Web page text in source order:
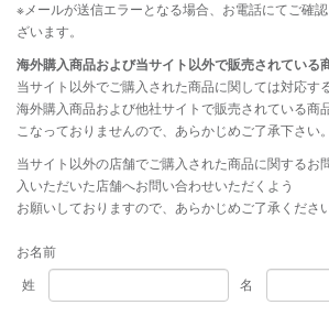
※メールが送信エラーとなる場合、お電話にてご確
ざいます。
海外購入商品および当サイト以外で販売されている
当サイト以外でご購入された商品に関しては対応す
海外購入商品および他社サイトで販売されている商
こなっておりませんので、あらかじめご了承下さい。
当サイト以外の店舗でご購入された商品に関するお
入いただいた店舗へお問い合わせいただくよう
お願いしておりますので、あらかじめご了承ください
お名前
姓
名